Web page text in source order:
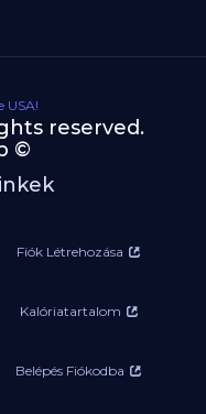
USA!
reserved.
©
Fiók Létrehozása
Kalóriatartalom
Belépés Fiókodba